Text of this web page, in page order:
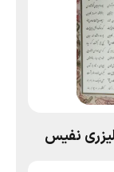
نفیس